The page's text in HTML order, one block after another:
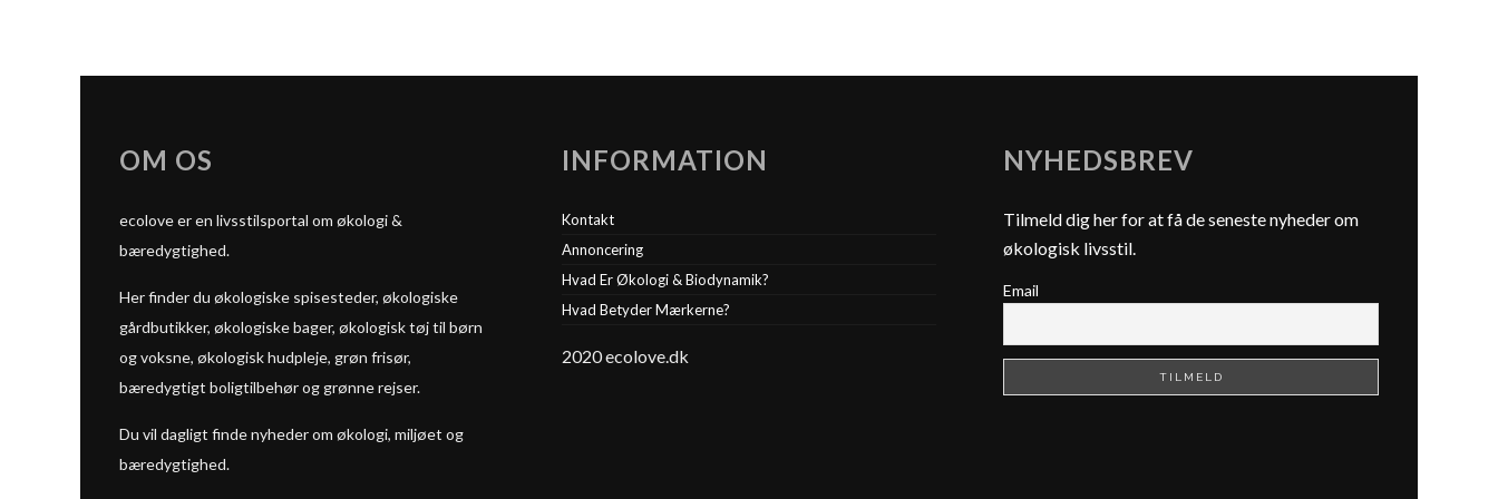
OM OS
ecolove er en livsstilsportal om økologi &
bæredygtighed.
Her finder du økologiske spisesteder, økologiske
gårdbutikker, økologiske bager, økologisk tøj til børn
og voksne, økologisk hudpleje, grøn frisør,
bæredygtigt boligtilbehør og grønne rejser.
Du vil dagligt finde nyheder om økologi, miljøet og
bæredygtighed.
INFORMATION
Kontakt
Annoncering
Hvad Er Økologi & Biodynamik?
Hvad Betyder Mærkerne?
2020 ecolove.dk
NYHEDSBREV
Tilmeld dig her for at få de seneste nyheder om
økologisk livsstil.
Email